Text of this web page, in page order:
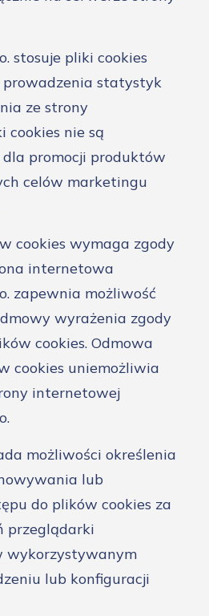
stosuje pliki cookies
prowadzenia statystyk
ze strony
cookies nie są
promocji produktów
celów marketingu
cookies wymaga zgody
internetowa
zapewnia możliwość
wyrażenia zgody
cookies. Odmowa
cookies uniemożliwia
internetowej
możliwości określenia
lub
do plików cookies za
przeglądarki
wykorzystywanym
lub konfiguracji